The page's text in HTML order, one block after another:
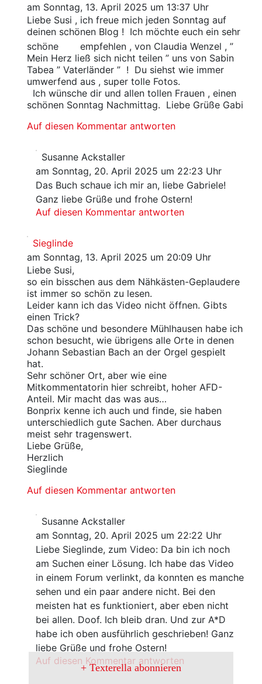
am Sonntag, 13. April 2025 um 13:37 Uhr
Liebe Susi , ich freue mich jeden Sonntag auf
deinen schönen Blog ! Ich möchte euch ein sehr
schöne
empfehlen , von Claudia Wenzel , ”
Mein Herz ließ sich nicht teilen ” uns von Sabin
Tabea ” Vaterländer ” ! Du siehst wie immer
umwerfend aus , super tolle Fotos.
Ich wünsche dir und allen tollen Frauen , einen
schönen Sonntag Nachmittag. Liebe Grüße Gabi
Auf diesen Kommentar antworten
Susanne Ackstaller
am Sonntag, 20. April 2025 um 22:23 Uhr
Das Buch schaue ich mir an, liebe Gabriele!
Ganz liebe Grüße und frohe Ostern!
Auf diesen Kommentar antworten
Sieglinde
am Sonntag, 13. April 2025 um 20:09 Uhr
Liebe Susi,
so ein bisschen aus dem Nähkästen-Geplaudere
ist immer so schön zu lesen.
Leider kann ich das Video nicht öffnen. Gibts
einen Trick?
Das schöne und besondere Mühlhausen habe ich
schon besucht, wie übrigens alle Orte in denen
Johann Sebastian Bach an der Orgel gespielt
hat.
Sehr schöner Ort, aber wie eine
Mitkommentatorin hier schreibt, hoher AFD-
Anteil. Mir macht das was aus…
Bonprix kenne ich auch und finde, sie haben
unterschiedlich gute Sachen. Aber durchaus
meist sehr tragenswert.
Liebe Grüße,
Herzlich
Sieglinde
Auf diesen Kommentar antworten
Susanne Ackstaller
am Sonntag, 20. April 2025 um 22:22 Uhr
Liebe Sieglinde, zum Video: Da bin ich noch
am Suchen einer Lösung. Ich habe das Video
in einem Forum verlinkt, da konnten es manche
sehen und ein paar andere nicht. Bei den
meisten hat es funktioniert, aber eben nicht
bei allen. Doof. Ich bleib dran. Und zur A*D
habe ich oben ausführlich geschrieben! Ganz
liebe Grüße und frohe Ostern!
Auf diesen Kommentar antworten
Texterella abonnieren